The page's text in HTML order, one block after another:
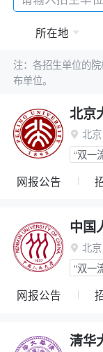
所在地
注：各招生单位的
布单位。
北京
 北京
“双一
网报公告
中国
 北京
“双一
网报公告
清华